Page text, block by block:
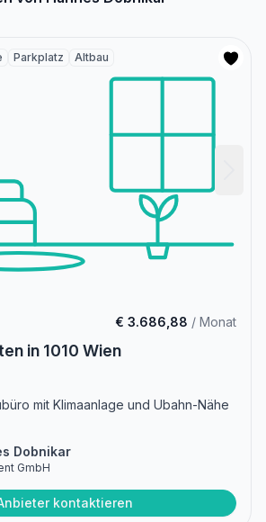
Parkplatz Altbau
€ 3.686,88 / Monat
in 1010 Wien
mit Klimaanlage und Ubahn-Nähe
Dobnikar
GmbH
kontaktieren